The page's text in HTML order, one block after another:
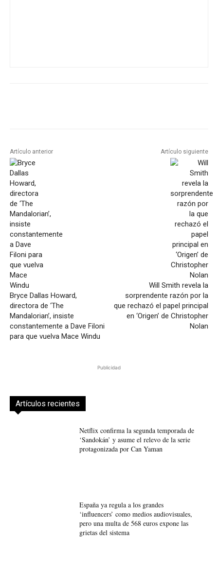
Artículo anterior
Bryce Dallas Howard,
directora de ‘The
Mandalorian’, insiste
constantemente a Dave Filoni
para que vuelva Mace Windu
Artículo siguiente
Will Smith revela la
sorprendente razón por la
que rechazó el papel principal
en ‘Origen’ de Christopher
Nolan
Publicidad
Artículos recientes
Netflix confirma la segunda temporada de
‘Sandokán’ y asume el relevo de la serie
protagonizada por Can Yaman
España ya regula a los grandes
‘influencers’ como medios audiovisuales,
pero una multa de 568 euros expone las
grietas del sistema